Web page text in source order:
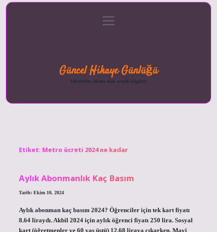
menüyü
aç
Güncel Hikaye Günlüğü
Sektörden ilham alan neşeli bilgiler!
Etiket: Metro ücreti 2024 ne kadar
Aylık Abonmanlık Kaç Basım
Tarih: Ekim 10, 2024
Aylık abonman kaç basım 2024? Öğrenciler için tek kart fiyatı
8.64 liraydı. Akbil 2024 için aylık öğrenci fiyatı 250 lira. Sosyal
kart (öğretmenler ve 60 yaş üstü) 12.68 liraya çıkarken, Mavi